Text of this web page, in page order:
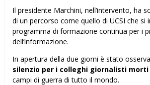
Il presidente Marchini, nell’intervento, ha
di un percorso come quello di UCSI che si
programma di formazione continua per i
dell’informazione.
In apertura della due giorni è stato
silenzio per i colleghi giornalisti morti
campi di guerra di tutto il mondo.